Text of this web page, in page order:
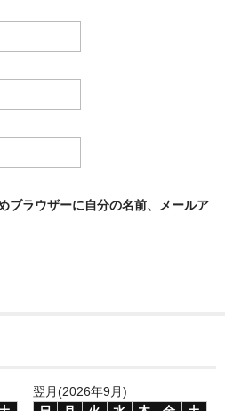
ブラウザーに自分の名前、メールア
翌月(2026年9月)